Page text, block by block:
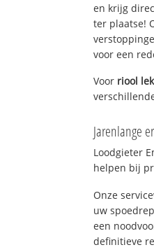
en krijg
ter plaatse!
voor een
Voor riool
Jarenlange
Loodgieter
helpen bij
Onze
uw
een
definitieve